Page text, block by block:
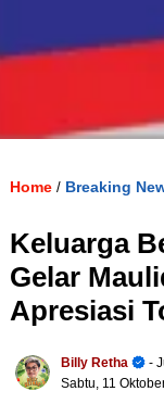
Home / Breaking
Keluarga
Gelar
Apresiasi
Billy Retha
-
Sabtu, 11